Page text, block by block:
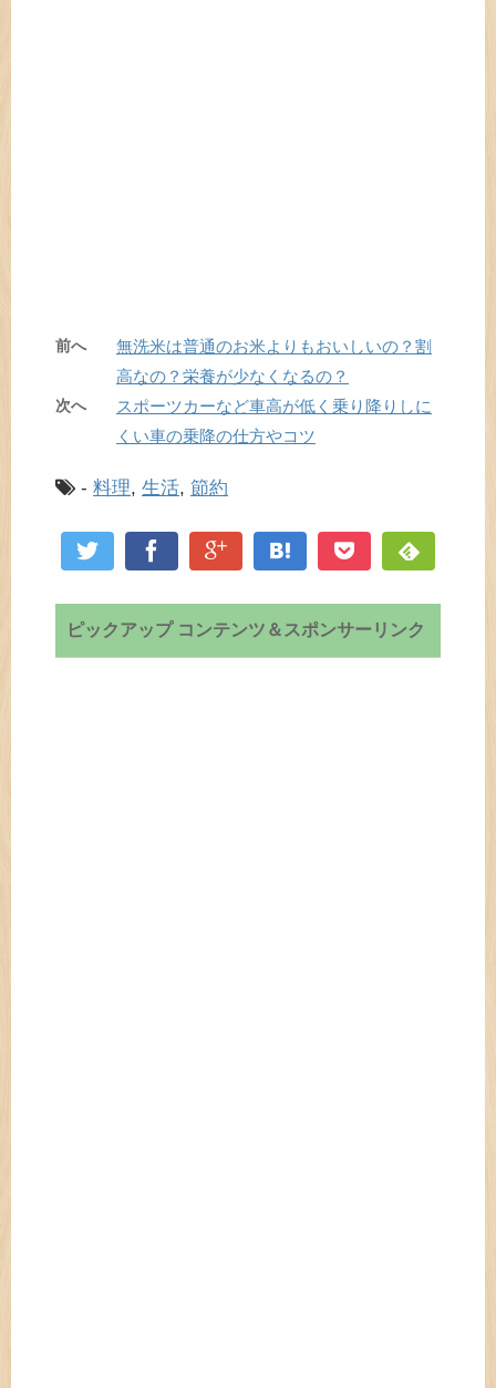
前へ
無洗米は普通のお米よりもおいしいの？割
高なの？栄養が少なくなるの？
次へ
スポーツカーなど車高が低く乗り降りしに
くい車の乗降の仕方やコツ
- 料理, 生活, 節約
ピックアップ コンテンツ＆スポンサーリンク